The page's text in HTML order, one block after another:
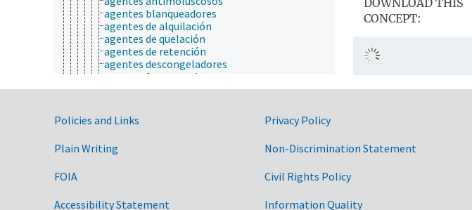
agentes blanqueadores
agentes de alquilación
agentes de quelación
agentes de retención
agentes descongeladores
agentes fermentadores
agentes limpiadores
agentes vulcanizantes
agonistas
antioxidantes
catalizadores
CONCEPT:
Government Links
Policies and Links
Plain Writing
FOIA
Accessibility Statement
Privacy Policy
Non-Discrimination Statement
Civil Rights Policy
Information Quality